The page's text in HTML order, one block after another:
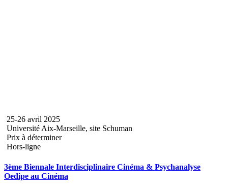
25-26 avril 2025
Université Aix-Marseille, site Schuman
Prix à déterminer
Hors-ligne
3ème Biennale Interdisciplinaire Cinéma & Psychanalyse
Oedipe au Cinéma